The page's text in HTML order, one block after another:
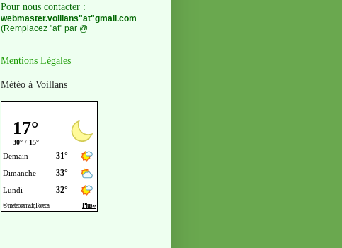
Pour nous contacter :
webmaster.voillans"at"gmail.com
(Remplacez "at" par @
Mentions Légales
Météo à Voillans